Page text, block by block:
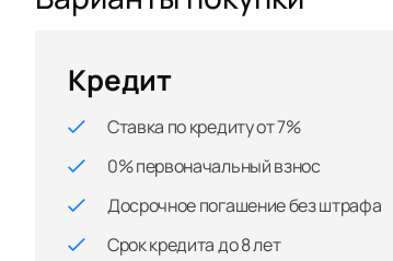
Кредит
Ставка по кредиту от 7%
0% первоначальный взнос
Досрочное погашение без штрафа
Срок кредита до 8 лет